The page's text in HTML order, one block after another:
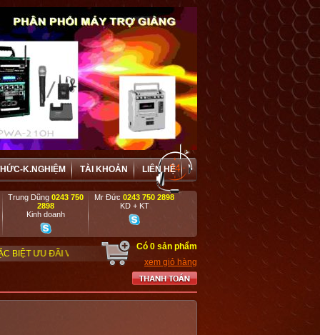
K.NGHIỆM TÀI KHOẢN LIÊN HỆ
Trung Dũng 0243 750
2898
Kinh doanh
Mr Đức0243 750 2898
KD + KT
TÁC HIỆU QUẢ VỚI CÁC DOANH NGHIỆP, DỰ ÁN, TRƯỜNG HỌC, CƠ
Có 0 sản phẩm
xem giỏ hàng